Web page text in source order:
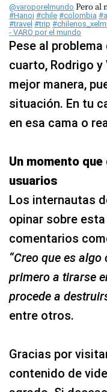
@varoporelmundo Pero al
#Hanoi #chile #colombia
#travel #trip
- VARO por el mundo
Pese al
cuarto, Rodrigo
mejor manera,
situación. En tu
en esa cama o
Un momento
usuarios
Los internautas
opinar sobre
comentarios
“Creo que es algo
primero a tirarse
procede a
entre otros.
Gracias por
contenido de